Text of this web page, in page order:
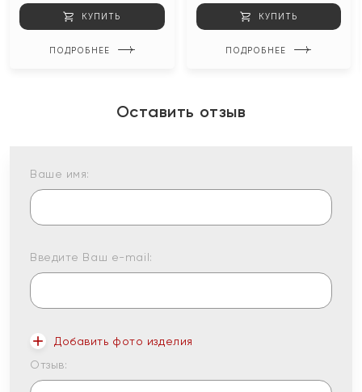
КУПИТЬ
ПОДРОБНЕЕ
КУПИТЬ
ПОДРОБНЕЕ
Оставить отзыв
Ваше имя:
Введите Ваш e-mail:
Добавить фото изделия
Отзыв: